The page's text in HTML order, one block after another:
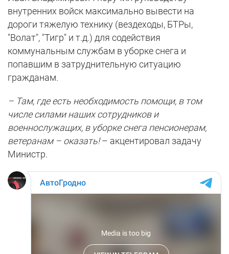
внутренних войск максимально вывести на
дороги тяжелую технику (вездеходы, БТРы,
"Волат", "Тигр" и т.д.) для содействия
коммунальным службам в уборке снега и
попавшим в затруднительную ситуацию
гражданам.
– Там, где есть необходимость помощи, в том
числе силами наших сотрудников и
военнослужащих, в уборке снега пенсионерам,
ветеранам – оказать!– акцентировал задачу
Министр.